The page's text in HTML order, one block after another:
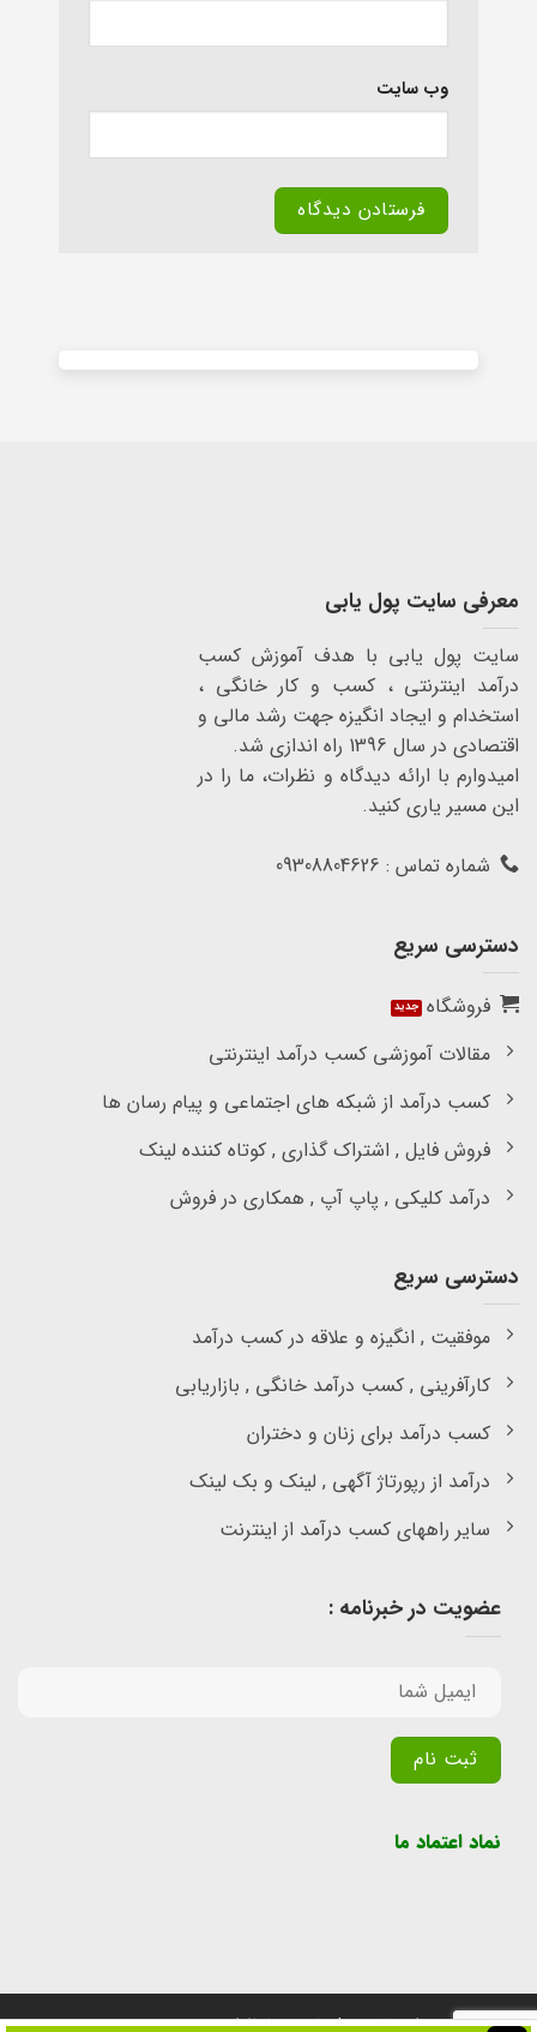
وب‌ سایت
معرفی سایت پول یابی
سایت پول یابی با هدف آموزش کسب
درآمد اینترنتی ، کسب و کار خانگی ،
استخدام و ایجاد انگیزه جهت رشد مالی و
اقتصادی در سال 1396 راه اندازی شد.
امیدوارم با ارائه دیدگاه و نظرات، ما را در
این مسیر یاری کنید.
شماره تماس : 09308804626
دسترسی سریع
فروشگاه
مقالات آموزشی کسب درآمد اینترنتی
کسب درآمد از شبکه های اجتماعی و پیام رسان ها
فروش فایل , اشتراک گذاری , کوتاه کننده لینک
درآمد کلیکی , پاپ آپ , همکاری در فروش
دسترسی سریع
موفقیت , انگیزه و علاقه در کسب درآمد
کارآفرینی , کسب درآمد خانگی , بازاریابی
کسب درآمد برای زنان و دختران
درآمد از رپورتاژ آگهی , لینک و بک لینک
سایر راههای کسب درآمد از اینترنت
عضویت در خبرنامه :
نماد اعتماد ما
تمامی حقوق برای سایت پول یابی محفوظ است.